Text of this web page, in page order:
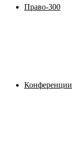
Право-300
Конференции